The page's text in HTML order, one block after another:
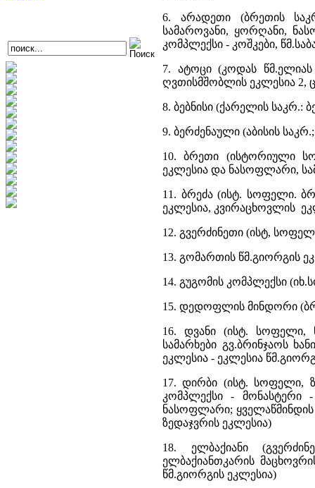
6. არადეთი (ბრეთის
სამაროვანი, ყორღანი,
კომპლექსი - კოშკები,
7. ატოცი (კოდას
ღვთისმშობლის ეკლესია 2,
8. ბებნისი (ქარელის
9. ბერძენაული (აბისის
10. ბრეთი (ისტორიული
ეკლესია და ნასოფლარი,
11. ბრეძა (ისტ. სოფელი.
ეკლესია, კვირაცხოვლის
12. გვერძინეთი (ისტ,
13. გომართის წმ.გიორგის
14. გუგომის კომპლექსი
15. დედოფლის მინდორი
16. დვანი (ისტ. სოფელი,
სამარხები გვ.ბრინჯაოს
ეკლესია - ეკლესია
17. დირბი (ისტ. სოფელი,
კომპლექსი - მონასტერი
ნასოფლარი; ყველაწმინდის
ზედაჯვრის ეკლესია)
18. ელბაქიანი
ელბაქიანთკარის
წმ.გიორგის ეკლესია)